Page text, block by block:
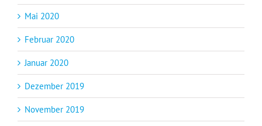
Mai 2020
Februar 2020
Januar 2020
Dezember 2019
November 2019